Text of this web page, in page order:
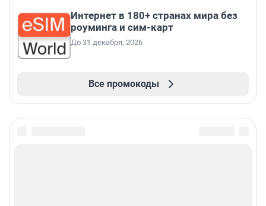
Интернет в 180+ странах мира без
роуминга и сим-карт
До 31 декабря, 2026
Все промокоды